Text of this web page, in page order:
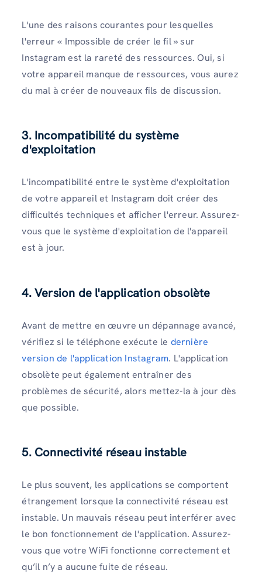
L'une des raisons courantes pour lesquelles
l'erreur « Impossible de créer le fil » sur
Instagram est la rareté des ressources. Oui, si
votre appareil manque de ressources, vous aurez
du mal à créer de nouveaux fils de discussion.
3. Incompatibilité du système
d'exploitation
L'incompatibilité entre le système d'exploitation
de votre appareil et Instagram doit créer des
difficultés techniques et afficher l'erreur. Assurez-
vous que le système d'exploitation de l'appareil
est à jour.
4.Version de l'application obsolète
Avant de mettre en œuvre un dépannage avancé,
vérifiez si le téléphone exécute le dernière
version de l'application Instagram. L'application
obsolète peut également entraîner des
problèmes de sécurité, alors mettez-la à jour dès
que possible.
5. Connectivité réseau instable
Le plus souvent, les applications se comportent
étrangement lorsque la connectivité réseau est
instable. Un mauvais réseau peut interférer avec
le bon fonctionnement de l'application. Assurez-
vous que votre WiFi fonctionne correctement et
qu’il n’y a aucune fuite de réseau.